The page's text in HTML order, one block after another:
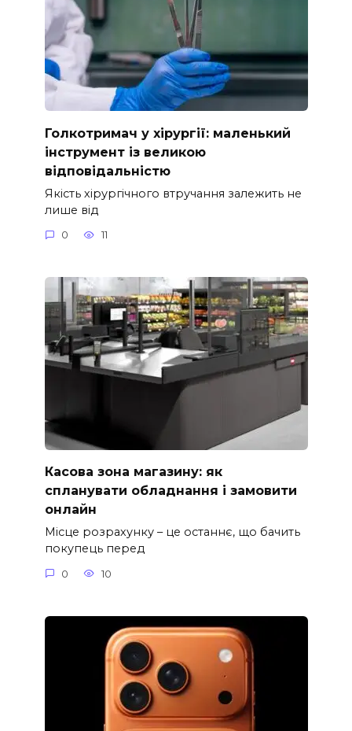
Голкотримач у хірургії: маленький
інструмент із великою
відповідальністю
Якість хірургічного втручання залежить не
лише від
0 11
Касова зона магазину: як
спланувати обладнання і замовити
онлайн
Місце розрахунку – це останнє, що бачить
покупець перед
0 10